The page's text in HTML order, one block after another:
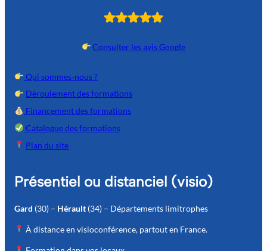
Consulter les avis Google
Qui sommes-nous ?
Déroulement des formations
Financement des formations
Catalogue des formations
Plan du site
Présentiel ou distanciel (visio)
Gard (30) – Hérault (34) – Départements limitrophes
À distance en visioconférence, partout en France.